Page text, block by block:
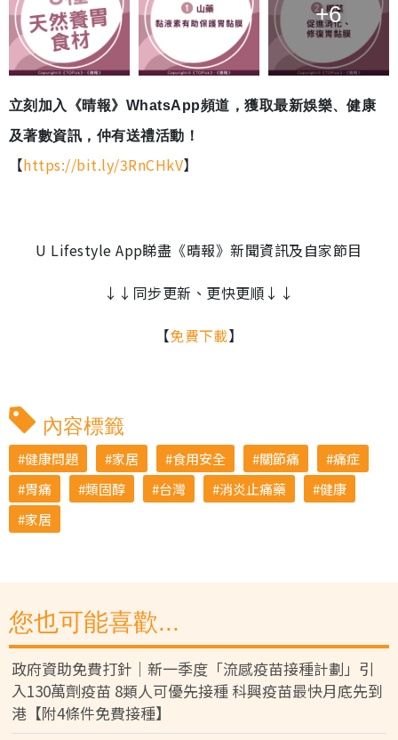
+6
立刻加入《晴報》WhatsApp頻道，獲取最新娛樂、健康
及著數資訊，仲有送禮活動！
【https://bit.ly/3RnCHkV】
U Lifestyle App睇盡《晴報》新聞資訊及自家節目
↓↓同步更新、更快更順↓↓
【免費下載】
內容標籤
健康問題 家居 食用安全 關節痛
痛症
胃痛
類固醇 台灣 消炎止痛藥
健康
家居
您也可能喜歡...
政府資助免費打針｜新一季度「流感疫苗接種計劃」引
入130萬劑疫苗 8類人可優先接種 科興疫苗最快月底先到
港【附4條件免費接種】